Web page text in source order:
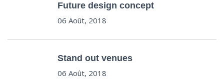
Future design concept
06 Août, 2018
Stand out venues
06 Août, 2018